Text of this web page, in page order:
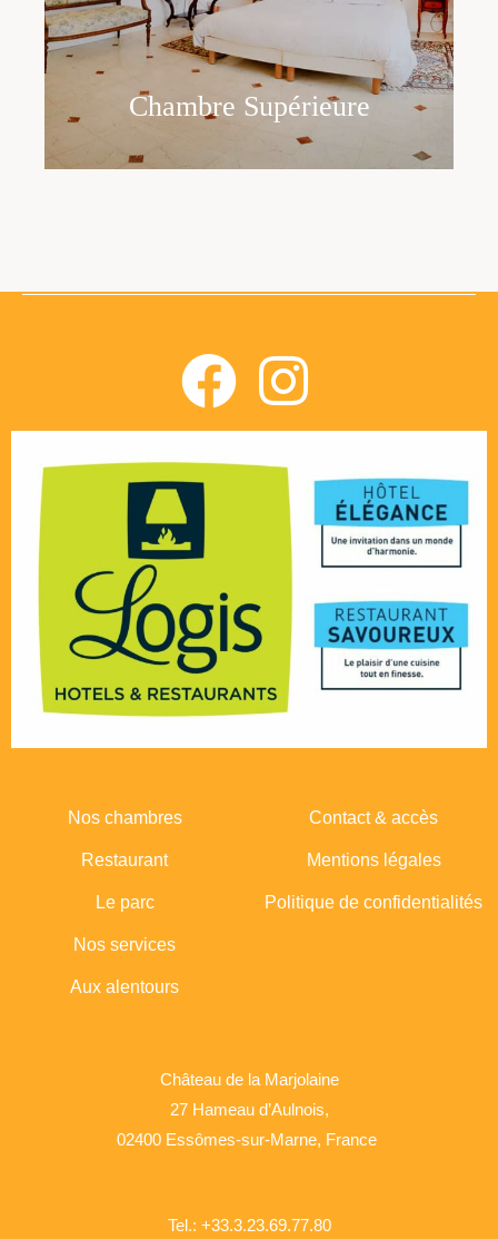
Chambre Supérieure
Nos chambres
Restaurant
Le parc
Nos services
Aux alentours
Contact & accès
Mentions légales
Politique de confidentialités
Château de la Marjolaine
27 Hameau d’Aulnois,
02400 Essômes-sur-Marne, France
Tel.: +33.3.23.69.77.80